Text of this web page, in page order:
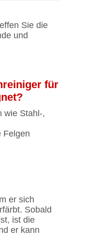
Sie die
und
für
wie Stahl-,
Felgen
er sich
Sobald
ist die
er kann